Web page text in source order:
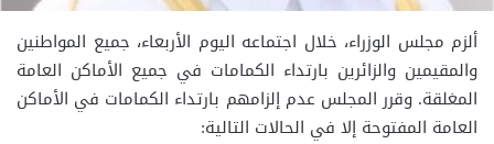
ألزم مجلس الوزراء، خلال اجتماعه اليوم الأربعاء، جميع المواطنين
والمقيمين والزائرين بارتداء الكمامات في جميع الأماكن العامة
المغلقة. وقرر المجلس عدم إلزامهم بارتداء الكمامات في الأماكن
العامة المفتوحة إلا في الحالات التالية: